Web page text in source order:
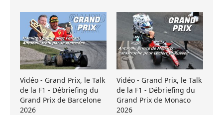
Vidéo - Grand Prix, le Talk
de la F1 - Débriefing du
Grand Prix de Barcelone
2026
Vidéo - Grand Prix, le Talk
de la F1 - Débriefing du
Grand Prix de Monaco
2026